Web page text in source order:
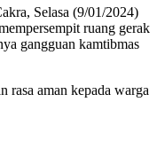
Selasa (9/01/2024)
ruang gerak
gangguan kamtibmas
rasa aman kepada warga